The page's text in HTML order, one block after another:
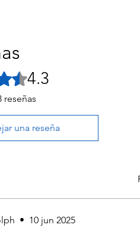
5 estrellas.
4.3
reseñas
una reseña
• 10 jun 2025